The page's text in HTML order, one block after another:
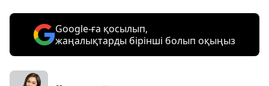
Google-ға қосылып,
жаңалықтарды бірінші болып оқыңыз